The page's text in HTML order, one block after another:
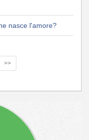
nasce l'amore?
>>